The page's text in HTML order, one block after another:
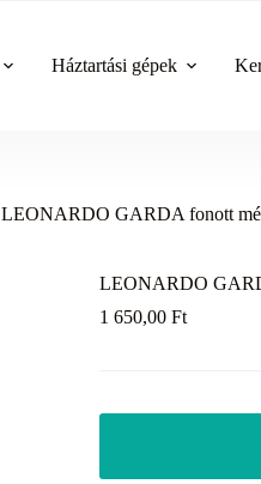
Háztartási gépek
LEONARDO GARDA fonott
LEONARDO
1 650,00Ft